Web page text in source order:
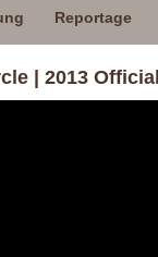
Reportage
| 2013